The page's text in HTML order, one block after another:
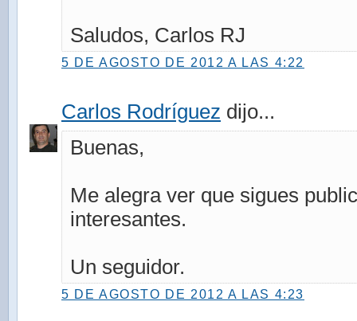
Saludos, Carlos RJ
5 DE AGOSTO DE 2012 A LAS 4:22
Carlos Rodríguez dijo...
Buenas,
Me alegra ver que sigues
interesantes.
Un seguidor.
5 DE AGOSTO DE 2012 A LAS 4:23